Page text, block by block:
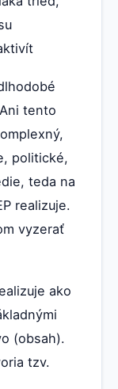
tento
politické,
teda na
realizuje.
vyzerať
ako
(obsah).
tzv.